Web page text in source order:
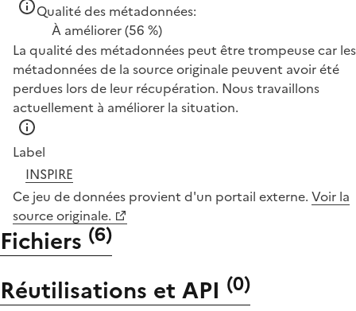
Qualité des métadonnées:
À améliorer(56 %)
La qualité des métadonnées peut être trompeuse car les
métadonnées de la source originale peuvent avoir été
perdues lors de leur récupération. Nous travaillons
actuellement à améliorer la situation.
Label
INSPIRE
Ce jeu de données provient d'un portail externe. Voir la
source originale.
Fichiers (6)
Réutilisations et API (0)